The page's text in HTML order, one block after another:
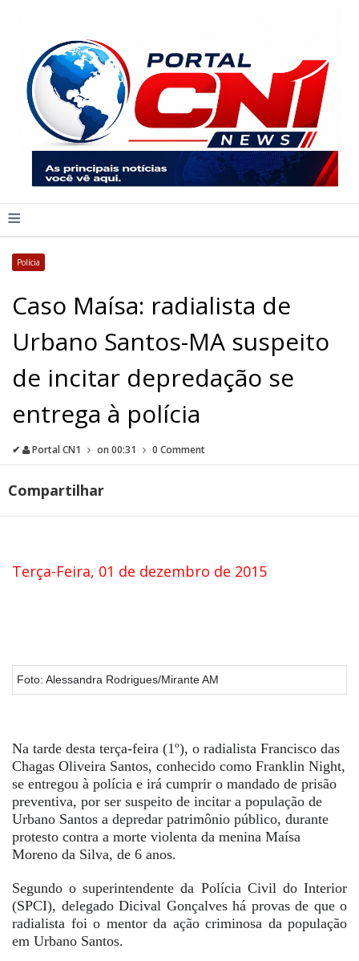
≡
Polícia
Caso Maísa: radialista de
Urbano Santos-MA suspeito
de incitar depredação se
entrega à polícia
✔ Portal CN1 on 00:31 0 Comment
Compartilhar
Terça-Feira, 01 de dezembro de 2015
Foto: Alessandra Rodrigues/Mirante AM
Na tarde desta terça-feira (1º), o radialista Francisco das
Chagas Oliveira Santos, conhecido como Franklin Night,
se entregou à polícia e irá cumprir o mandado de prisão
preventiva, por ser suspeito de incitar a população de
Urbano Santos a depredar patrimônio público, durante
protesto contra a morte violenta da menina Maísa
Moreno da Silva, de 6 anos.
Segundo o superintendente da Polícia Civil do Interior
(SPCI), delegado Dicival Gonçalves há provas de que o
radialista foi o mentor da ação criminosa da população
em Urbano Santos.